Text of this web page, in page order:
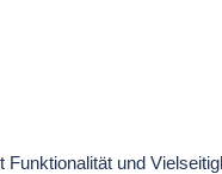
und